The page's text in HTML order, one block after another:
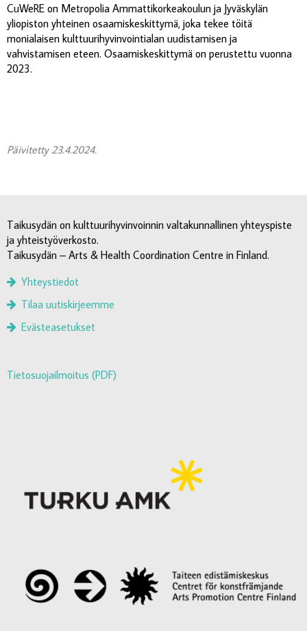
CuWeRE on Metropolia Ammattikorkeakoulun ja Jyväskylän
yliopiston yhteinen osaamiskeskittymä, joka tekee töitä
monialaisen kulttuurihyvinvointialan uudistamisen ja
vahvistamisen eteen. Osaamiskeskittymä on perustettu vuonna
2023.
Päivitetty 23.4.2024.
Taikusydän on kulttuurihyvinvoinnin valtakunnallinen yhteyspiste
ja yhteistyöverkosto.
Taikusydän – Arts & Health Coordination Centre in Finland.
Yhteystiedot
Tilaa uutiskirjeemme
Evästeasetukset
Tietosuojailmoitus (PDF)